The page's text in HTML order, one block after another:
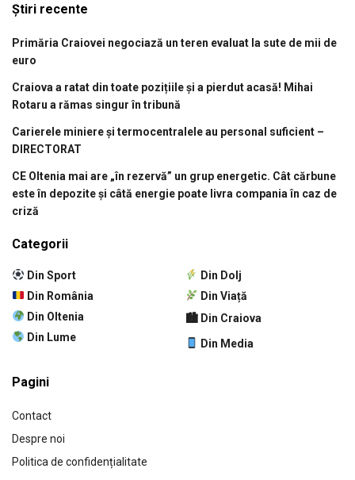
Știri recente
Primăria Craiovei negociază un teren evaluat la sute de mii de
euro
Craiova a ratat din toate pozițiile și a pierdut acasă! Mihai
Rotaru a rămas singur în tribună
Carierele miniere și termocentralele au personal suficient –
DIRECTORAT
CE Oltenia mai are „în rezervă” un grup energetic. Cât cărbune
este în depozite și câtă energie poate livra compania în caz de
criză
Categorii
Din Sport
Din România
Din Oltenia
Din Lume
Din Dolj
Din Viață
🏙 Din Craiova
Din Media
Pagini
Contact
Despre noi
Politica de confidențialitate